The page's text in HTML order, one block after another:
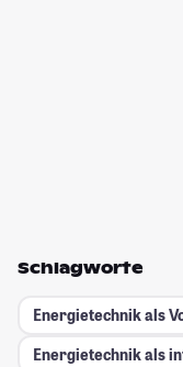
Schlagworte
Energietechnik als
Energietechnik als